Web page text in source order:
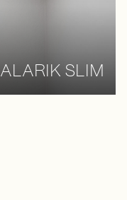
ALARIK SLIM